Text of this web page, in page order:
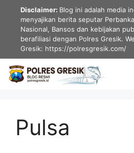
LangsungDisclaimer: Blog ini adalah media
menyajikan berita seputar
Nasional, Bansos dan kebijakan
berafiliasi dengan Polres Gresik.
Gresik: https://polresgresik.com/
Pulsa